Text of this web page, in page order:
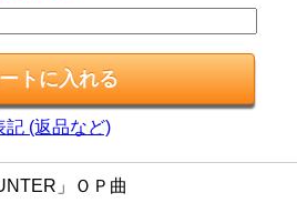
記 (返品など)
」ＯＰ曲